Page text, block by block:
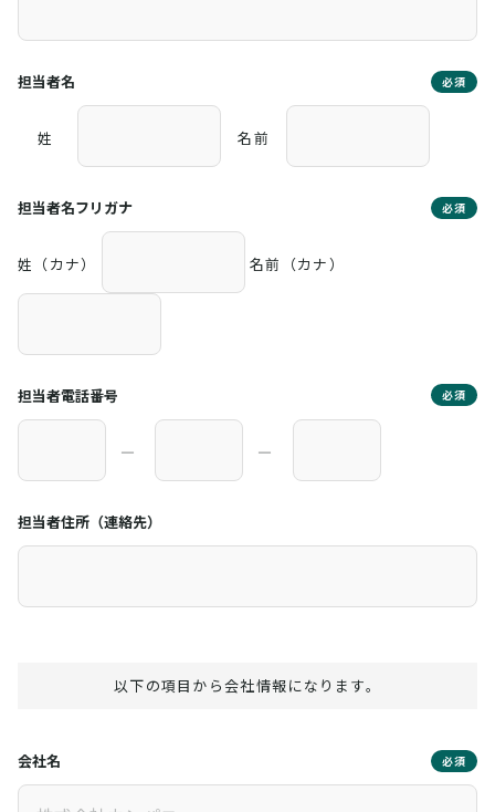
担当者名 必須
姓 名前
担当者名フリガナ 必須
姓（カナ） 名前（カナ）
担当者電話番号 必須
― ―
担当者住所（連絡先）
以下の項目から会社情報になります。
会社名 必須